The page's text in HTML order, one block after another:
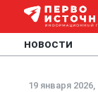
НОВОСТИ
19 января 2026,